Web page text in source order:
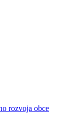
rozvoja obce